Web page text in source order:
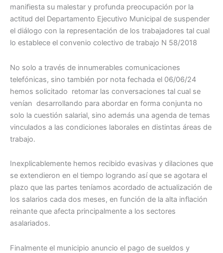
manifiesta su malestar y profunda preocupación por la
actitud del Departamento Ejecutivo Municipal de suspender
el diálogo con la representación de los trabajadores tal cual
lo establece el convenio colectivo de trabajo N 58/2018
No solo a través de innumerables comunicaciones
telefónicas, sino también por nota fechada el 06/06/24
hemos solicitado retomar las conversaciones tal cual se
venían desarrollando para abordar en forma conjunta no
solo la cuestión salarial, sino además una agenda de temas
vinculados a las condiciones laborales en distintas áreas de
trabajo.
Inexplicablemente hemos recibido evasivas y dilaciones que
se extendieron en el tiempo logrando así que se agotara el
plazo que las partes teníamos acordado de actualización de
los salarios cada dos meses, en función de la alta inflación
reinante que afecta principalmente a los sectores
asalariados.
Finalmente el municipio anuncio el pago de sueldos y